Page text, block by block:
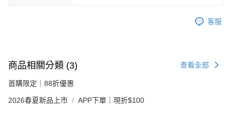
客服
商品相關分類 (3) 查看全部
首購限定｜88折優惠
2026春夏新品上市 APP下單｜現折$100